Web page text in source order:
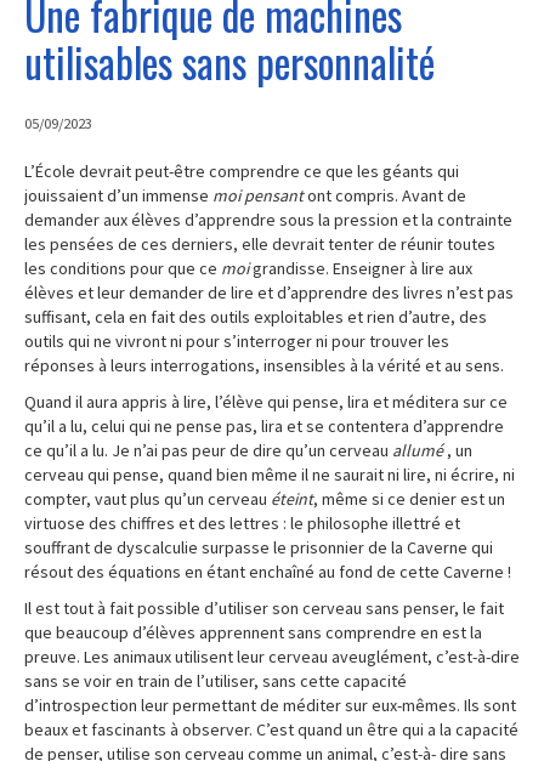
ARTICLES
CITATIONS
CONTACT
A PROPOS
Une fabrique de machines
utilisables sans personnalité
05/09/2023
L’École devrait peut-être comprendre ce que les géants qui
jouissaient d’un immense moi pensantont compris. Avant de
demander aux élèves d’apprendre sous la pression et la contrainte
les pensées de ces derniers, elle devrait tenter de réunir toutes
les conditions pour que ce moigrandisse. Enseigner à lire aux
élèves et leur demander de lire et d’apprendre des livres n’est pas
suffisant, cela en fait des outils exploitables et rien d’autre, des
outils qui ne vivront ni pour s’interroger ni pour trouver les
réponses à leurs interrogations, insensibles à la vérité et au sens.
Quand il aura appris à lire, l’élève qui pense, lira et méditera sur ce
qu’il a lu, celui qui ne pense pas, lira et se contentera d’apprendre
ce qu’il a lu. Je n’ai pas peur de dire qu’un cerveau allumé, un
cerveau qui pense, quand bien même il ne saurait ni lire, ni écrire, ni
compter, vaut plus qu’un cerveau éteint, même si ce denier est un
virtuose des chiffres et des lettres : le philosophe illettré et
souffrant de dyscalculie surpasse le prisonnier de la Caverne qui
résout des équations en étant enchaîné au fond de cette Caverne !
Il est tout à fait possible d’utiliser son cerveau sans penser, le fait
que beaucoup d’élèves apprennent sans comprendre en est la
preuve. Les animaux utilisent leur cerveau aveuglément, c’est-à-dire
sans se voir en train de l’utiliser, sans cette capacité
d’introspection leur permettant de méditer sur eux-mêmes. Ils sont
beaux et fascinants à observer. C’est quand un être qui a la capacité
de penser, utilise son cerveau comme un animal, c’est-à- dire sans